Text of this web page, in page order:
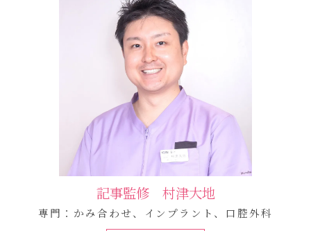
記事監修 村津大地
専門：かみ合わせ、インプラント、口腔外科